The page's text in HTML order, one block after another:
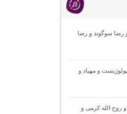
کرمی و رضا سوگوند و رضا
هیپهاپولوژیست و مهیاد و
آزادی و روح الله کرمی و